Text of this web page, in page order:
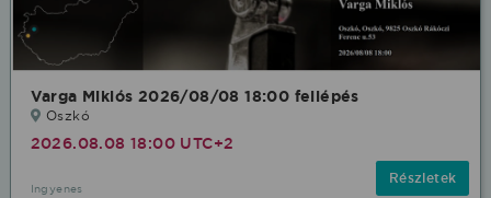
Varga Miklós 2026/08/08 18:00 fellépés
Oszkó
2026.08.08 18:00 UTC+2
Ingyenes
Részletek